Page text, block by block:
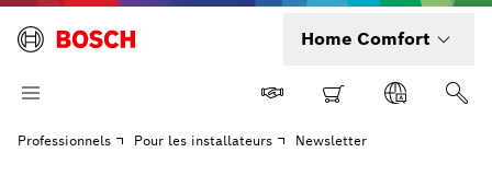
Home Comfort
Professionnels Pour les installateurs Newsletter